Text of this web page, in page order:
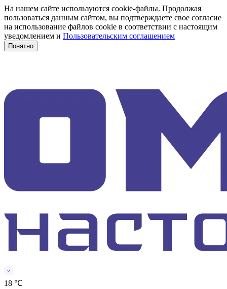
На нашем сайте используются cookie-файлы. Продолжая
пользоваться данным сайтом, вы подтверждаете свое согласие
на использование файлов cookie в соответствии с настоящим
уведомлением и Пользовательским соглашением
Понятно
18 ℃